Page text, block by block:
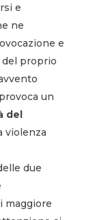
e
ne
e
del proprio
un
del
violenza
due
maggiore